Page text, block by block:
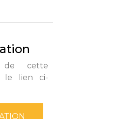
de cette
le lien ci-